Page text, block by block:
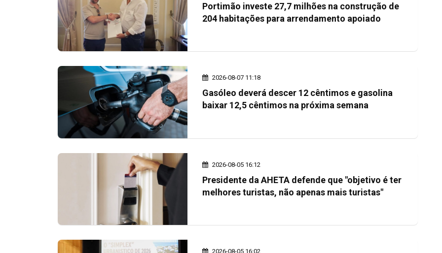
Portimão investe 27,7 milhões na construção de
204 habitações para arrendamento apoiado
2026-08-07 11:18
Gasóleo deverá descer 12 cêntimos e gasolina
baixar 12,5 cêntimos na próxima semana
2026-08-05 16:12
Presidente da AHETA defende que "objetivo é ter
melhores turistas, não apenas mais turistas"
2026-08-05 16:02